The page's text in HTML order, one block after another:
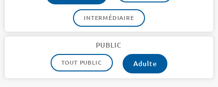
INTERMÉDIAIRE
PUBLIC
TOUT PUBLIC Adulte